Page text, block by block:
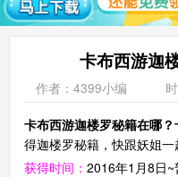
卡布西游迦
作者：4399小编
卡布西游迦楼罗秘籍在哪
得迦楼罗秘籍，快跟妖姐一
获得时间： 2016年1月8日